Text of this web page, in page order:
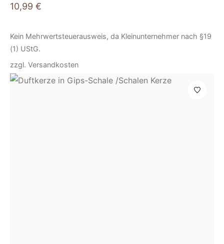
10,99 €
Kein Mehrwertsteuerausweis, da Kleinunternehmer nach §19
(1) UStG.
zzgl. Versandkosten